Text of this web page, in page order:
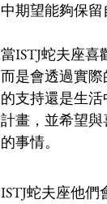
中期望能夠保留
當ISTJ蛇夫座
而是會透過實
的支持還是生
計畫，並希望
的事情。
ISTJ蛇夫座他